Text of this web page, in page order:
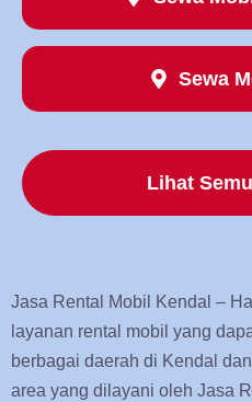
Sewa
Lihat
Jasa Rental Mobil Kendal –
layanan rental mobil yang
berbagai daerah di Kendal
area yang dilayani oleh Jasa